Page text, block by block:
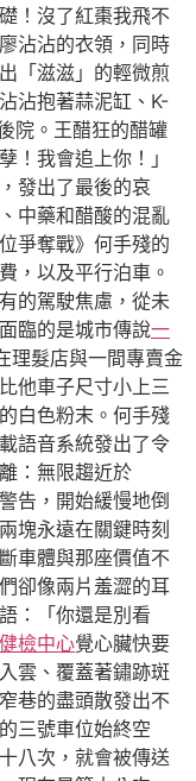
！沒了紅棗我飛不
沾沾的衣領，同時
「滋滋」的輕微煎
沾抱著蒜泥缸、K-
院。王醋狂的醋罐
！我會追上你！」
發出了最後的哀
中藥和醋酸的混亂
爭奪戰》何手殘的
，以及平行泊車。
的駕駛焦慮，從未
臨的是城市傳說一
理髮店與一間專賣金
他車子尺寸小上三
白色粉末。何手殘
語音系統發出了令
：無限趨近於
告，開始緩慢地倒
塊永遠在關鍵時刻
車體與那座價值不
卻像兩片羞澀的耳
：「你還是別看
檢中心覺心臟快要
雲、覆蓋著鏽跡斑
巷的盡頭散發出不
三號車位始終空
八次，就會被傳送